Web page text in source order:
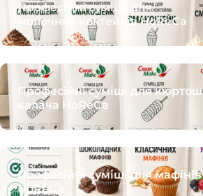
Професійні суміші для
молочних коктейлів HoReCa
Професійні суміші для кюртош
калача HoReCa
Професійні суміші для мафінів
HoReCa